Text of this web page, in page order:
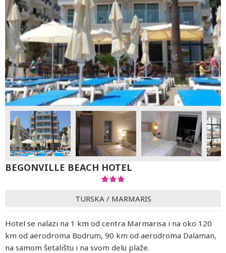
BEGONVILLE BEACH HOTEL
TURSKA / MARMARIS
Hotel se nalazi na 1 km od centra Marmarisa i na oko 120
km od aerodroma Bodrum, 90 km od aerodroma Dalaman,
na samom šetalištu i na svom delu plaže.